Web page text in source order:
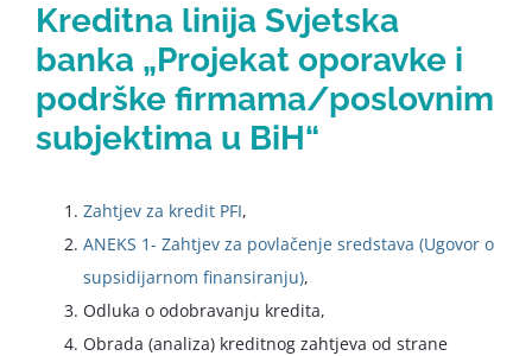
Kreditna linija Svjetska
banka „Projekat oporavke i
podrške firmama/poslovnim
subjektima u BiH“
Zahtjev za kredit PFI,
ANEKS 1- Zahtjev za povlačenje sredstava (Ugovor o
supsidijarnom finansiranju),
Odluka o odobravanju kredita,
Obrada (analiza) kreditnog zahtjeva od strane